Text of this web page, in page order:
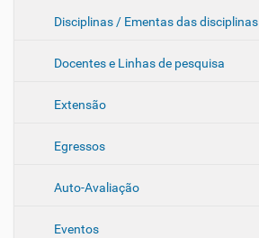
Disciplinas / Ementas das disciplinas
Docentes e Linhas de pesquisa
Extensão
Egressos
Auto-Avaliação
Eventos